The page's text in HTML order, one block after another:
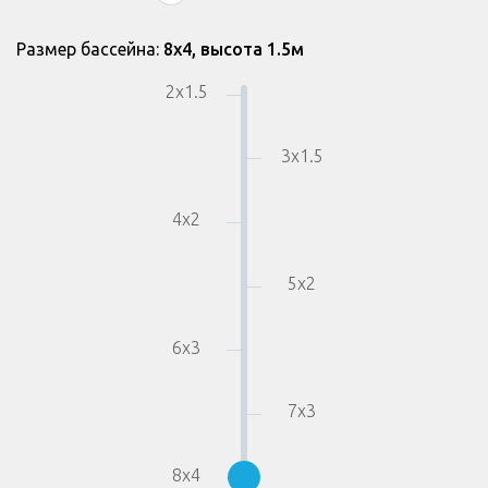
Размер бассейна: 8x4, высота 1.5м
2x1.5
3x1.5
4x2
5x2
6x3
7x3
8x4